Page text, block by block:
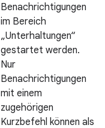
Benachrichtigungen
im Bereich
„Unterhaltungen“
gestartet werden.
Nur
Benachrichtigungen
mit einem
zugehörigen
Kurzbefehl können als